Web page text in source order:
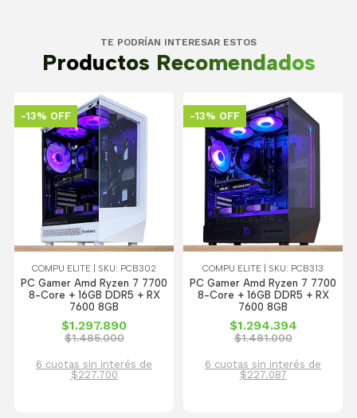
TE PODRÍAN INTERESAR ESTOS
Productos Recomendados
-13% OFF
COMPU ELITE | SKU: PCB302
PC Gamer Amd Ryzen 7 7700
8-Core + 16GB DDR5 + RX
7600 8GB
$1.297.890
$1.485.000
6 cuotas sin interés de
$227.700
-13% OFF
COMPU ELITE | SKU: PCB313
PC Gamer Amd Ryzen 7 7700
8-Core + 16GB DDR5 + RX
7600 8GB
$1.294.394
$1.481.000
6 cuotas sin interés de
$227.087